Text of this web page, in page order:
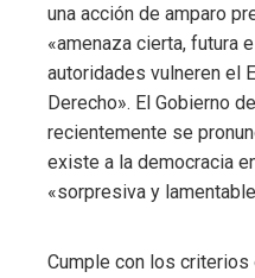
una acción de amparo
«amenaza cierta, futura
autoridades vulneren el
Derecho». El Gobierno
recientemente se
existe a la democracia
«sorpresiva y
Cumple con los criterios